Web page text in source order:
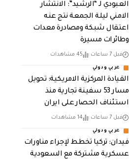
العبودي لـ “الرشيد”: الانتشار
الامني ليلة الجمعة نتج عنه
اعتقال شبكة ومصادرة معدات
وطائرات مسيرة
قبل 7 ساعات 45 مشاهدات
عربي ودولي
القيادة المركزية الامريكية: تحويل
مسار 53 سفينة تجارية منذ
استئناف الحصار على ايران
قبل 7 ساعات 14 مشاهدات
عربي ودولي
فيدان: تركيا تخطط لإجراء مناورات
عسكرية مشتركة مع السعودية